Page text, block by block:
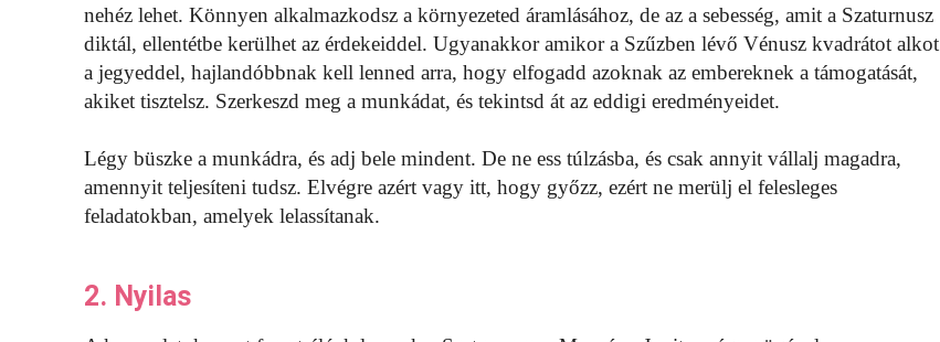
nehéz lehet. Könnyen alkalmazkodsz a környezeted áramlásához, de az a sebesség, amit a Szaturnusz
diktál, ellentétbe kerülhet az érdekeiddel. Ugyanakkor amikor a Szűzben lévő Vénusz kvadrátot alkot
a jegyeddel, hajlandóbbnak kell lenned arra, hogy elfogadd azoknak az embereknek a támogatását,
akiket tisztelsz. Szerkeszd meg a munkádat, és tekintsd át az eddigi eredményeidet.
Légy büszke a munkádra, és adj bele mindent. De ne ess túlzásba, és csak annyit vállalj magadra,
amennyit teljesíteni tudsz. Elvégre azért vagy itt, hogy győzz, ezért ne merülj el felesleges
feladatokban, amelyek lelassítanak.
2. Nyilas